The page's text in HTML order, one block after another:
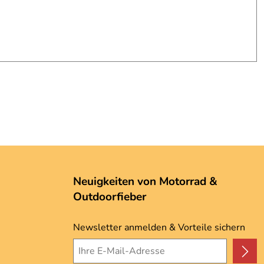
Neuigkeiten von Motorrad &
Outdoorfieber
Newsletter anmelden & Vorteile sichern